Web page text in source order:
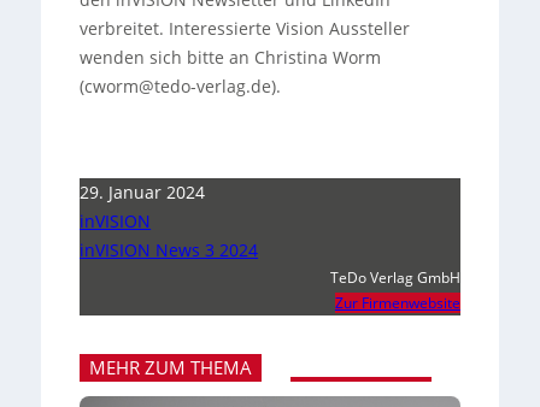
verbreitet. Interessierte Vision Aussteller
wenden sich bitte an Christina Worm
(cworm@tedo-verlag.de).
29. Januar 2024
inVISION
inVISION News 3 2024
TeDo Verlag GmbH
Zur Firmenwebsite
MEHR ZUM THEMA